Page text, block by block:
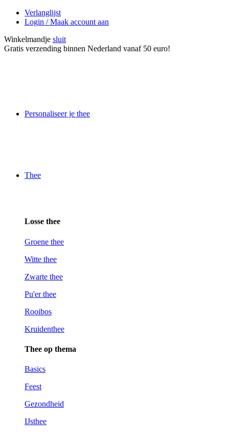
Verlanglijst
Login / Maak account aan
Winkelmandje sluit
Gratis verzending binnen Nederland vanaf 50 euro!
Personaliseer je thee
Thee
Losse thee
Groene thee
Witte thee
Zwarte thee
Pu'er thee
Rooibos
Kruidenthee
Thee op thema
Basics
Feest
Gezondheid
IJsthee